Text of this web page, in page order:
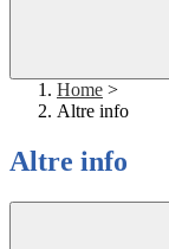
Home >
Altre info
Altre info